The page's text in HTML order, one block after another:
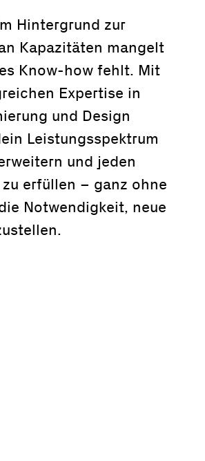
Hintergrund zur
Kapazitäten mangelt
Know-how fehlt. Mit
Expertise in
und Design
Leistungsspektrum
und jeden
erfüllen – ganz ohne
Notwendigkeit, neue